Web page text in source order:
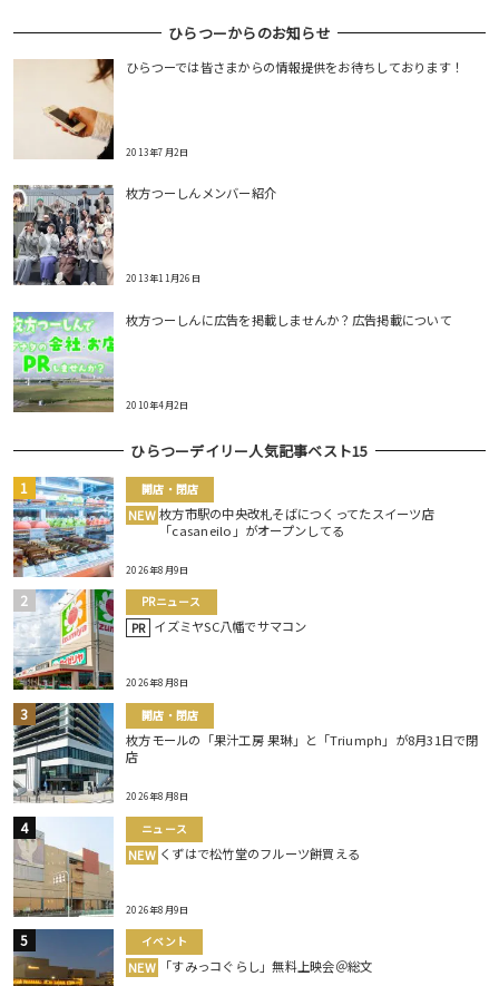
ひらつーからのお知らせ
ひらつーでは皆さまからの情報提供をお待ちしております！
2013年7月2日
枚方つーしんメンバー紹介
2013年11月26日
枚方つーしんに広告を掲載しませんか？広告掲載について
2010年4月2日
ひらつーデイリー人気記事ベスト15
開店・閉店
NEW 枚方市駅の中央改札そばにつくってたスイーツ店
「casaneilo」がオープンしてる
2026年8月9日
PRニュース
PR イズミヤSC八幡でサマコン
2026年8月8日
開店・閉店
枚方モールの「果汁工房 果琳」と「Triumph」が8月31日で閉
店
2026年8月8日
ニュース
NEW くずはで松竹堂のフルーツ餅買える
2026年8月9日
イベント
NEW 「すみっコぐらし」無料上映会＠総文